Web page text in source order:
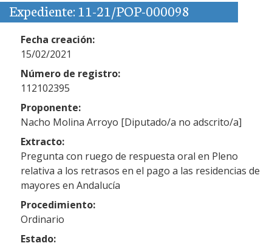
Expediente: 11-21/POP-000098
Fecha creación:
15/02/2021
Número de registro:
112102395
Proponente:
Nacho Molina Arroyo [Diputado/a no adscrito/a]
Extracto:
Pregunta con ruego de respuesta oral en Pleno
relativa a los retrasos en el pago a las residencias de
mayores en Andalucía
Procedimiento:
Ordinario
Estado: